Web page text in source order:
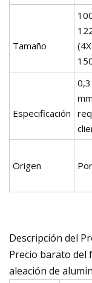
Tamaño
Especificación
Origen
Descripción del
Precio barato del
aleación de